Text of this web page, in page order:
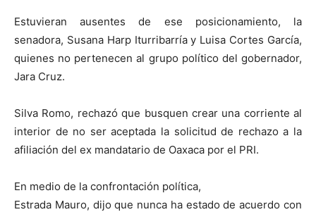
Estuvieran ausentes de ese posicionamiento, la
senadora, Susana Harp Iturribarría y Luisa Cortes García,
quienes no pertenecen al grupo político del gobernador,
Jara Cruz.
Silva Romo, rechazó que busquen crear una corriente al
interior de no ser aceptada la solicitud de rechazo a la
afiliación del ex mandatario de Oaxaca por el PRI.
En medio de la confrontación política,
Estrada Mauro, dijo que nunca ha estado de acuerdo con